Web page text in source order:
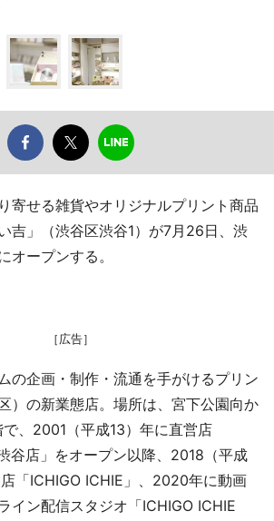
寄せる雑貨やオリジナルプリント商品
吉」（渋谷区渋谷1）が7月26日、渋
オープンする。
［広告］
の企画・制作・流通を手がけるプリン
）の新業態店。場所は、宮下公園向か
、2001（平成13）年に直営店
谷店」をオープン以降、2018（平成
「ICHIGO ICHIE」、2020年に動画
イン配信スタジオ「ICHIGO ICHIE